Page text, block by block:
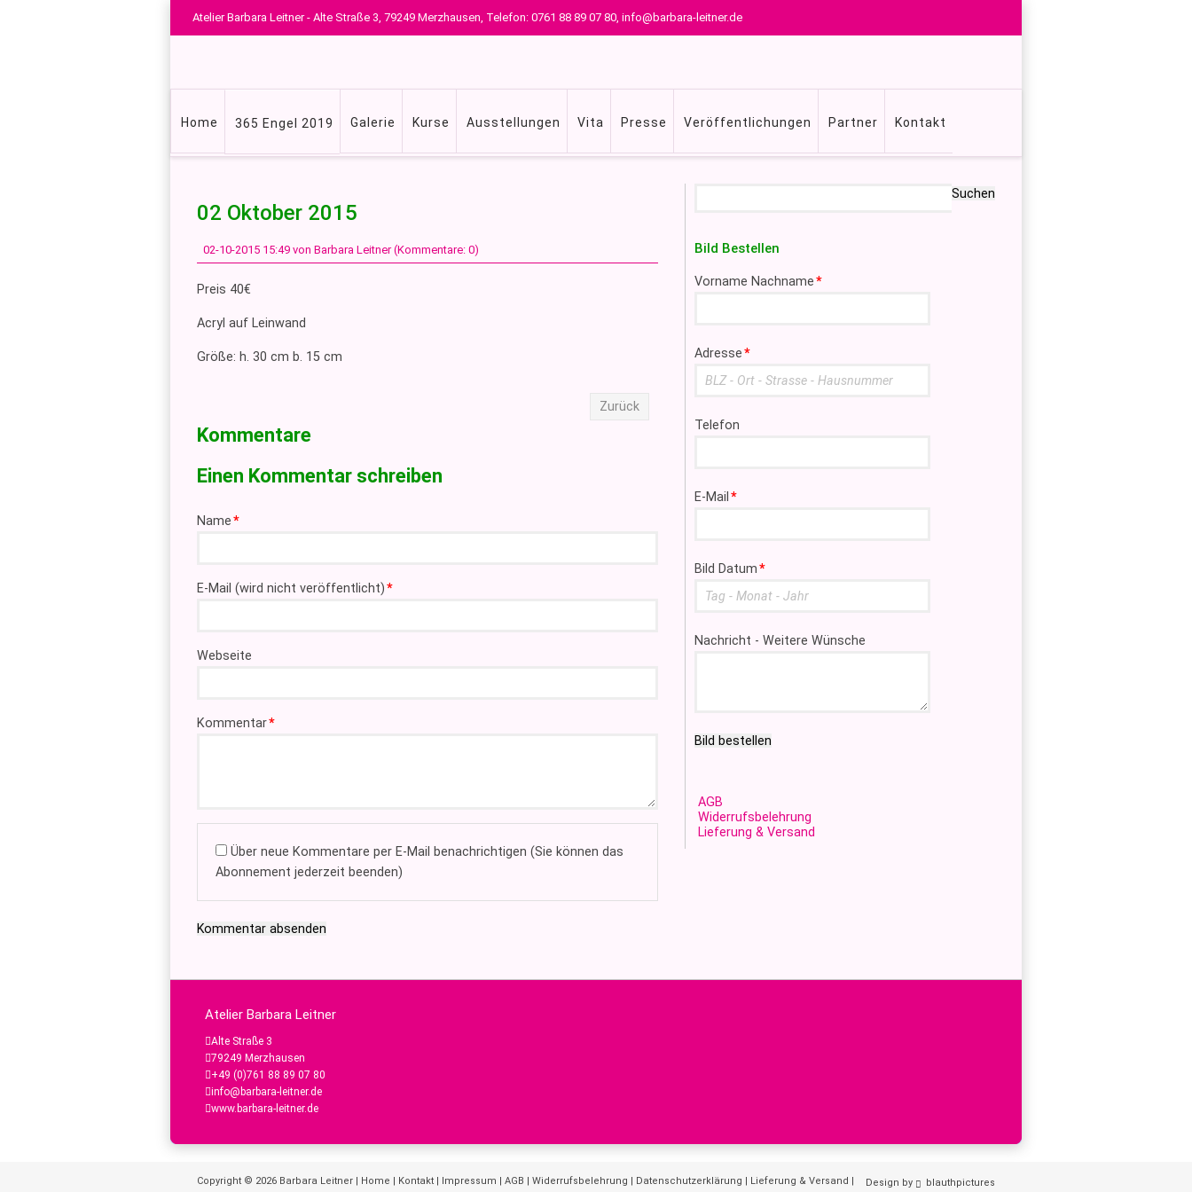
Atelier Barbara Leitner - Alte Straße 3, 79249 Merzhausen, Telefon: 0761 88 89 07 80, info@barbara-leitner.de
Navigation
Home 365 Engel 2019 Galerie Kurse Ausstellungen Vita Presse Veröffentlichungen Partner Kontakt
02 Oktober 2015
02-10-2015 15:49 von Barbara Leitner (Kommentare: 0)
Preis 40€
Acryl auf Leinwand
Größe: h. 30 cm b. 15 cm
Zurück
Kommentare
Einen Kommentar schreiben
Pflichtfeld
Name*
Pflichtfeld
E-Mail (wird nicht veröffentlicht)*
Webseite
Pflichtfeld
Kommentar*
Über neue Kommentare per E-Mail benachrichtigen (Sie können das
Abonnement jederzeit beenden)
Kommentar absenden
Suchen
Bild Bestellen
Pflichtfeld
Vorname Nachname*
Pflichtfeld
Adresse*
Telefon
Pflichtfeld
E-Mail *
Pflichtfeld
Bild Datum*
Nachricht - Weitere Wünsche
Bild bestellen
AGB
Widerrufsbelehrung
Lieferung & Versand
Atelier Barbara Leitner
Alte Straße 3
79249 Merzhausen
+49 (0)761 88 89 07 80
info@barbara-leitner.de
www.barbara-leitner.de
Copyright © 2026 Barbara Leitner Home Kontakt Impressum AGB Widerrufsbelehrung Datenschutzerklärung Lieferung & Versand Design by blauthpictures